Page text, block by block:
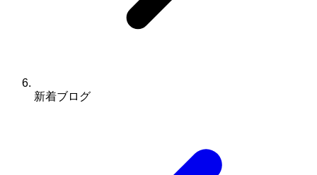
新着ブログ